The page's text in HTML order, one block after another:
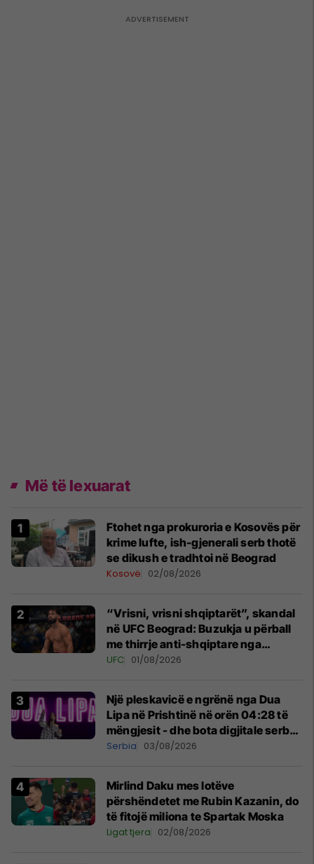
Më të lexuarat
Ftohet nga prokuroria e Kosovës për
krime lufte, ish-gjenerali serb thotë
se dikush e tradhtoi në Beograd
Kosovë 02/08/2026
“Vrisni, vrisni shqiptarët”, skandal
në UFC Beograd: Buzukja u përball
me thirrje anti-shqiptare nga
tribunat
UFC 01/08/2026
Një pleskavicë e ngrënë nga Dua
Lipa në Prishtinë në orën 04:28 të
mëngjesit - dhe bota digjitale serbe
shpall gjendjen e luftës
Serbia 03/08/2026
Mirlind Daku mes lotëve
përshëndetet me Rubin Kazanin, do
të fitojë miliona te Spartak Moska
Ligat tjera 02/08/2026